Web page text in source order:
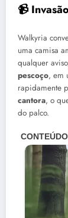
📹
Walkyria
uma camisa
qualquer
pescoço, em
rapidamente
cantora, o
do palco.